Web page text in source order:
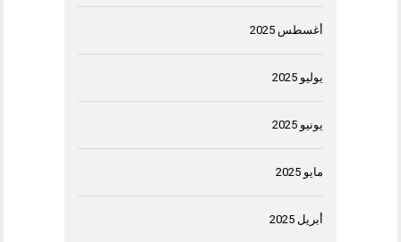
أغسطس 2025
يوليو 2025
يونيو 2025
مايو 2025
أبريل 2025